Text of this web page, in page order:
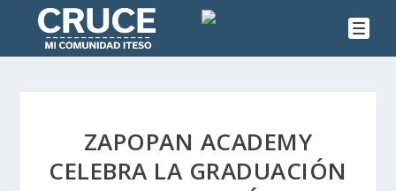
ZAPOPAN ACADEMY
CELEBRA LA GRADUACIÓN